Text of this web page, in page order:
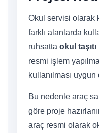
Okul servisi olarak
farklı alanlarda
ruhsatta okul taşıtı
resmi işlem
kullanılması uygun
Bu nedenle araç
göre proje
araç resmi olarak